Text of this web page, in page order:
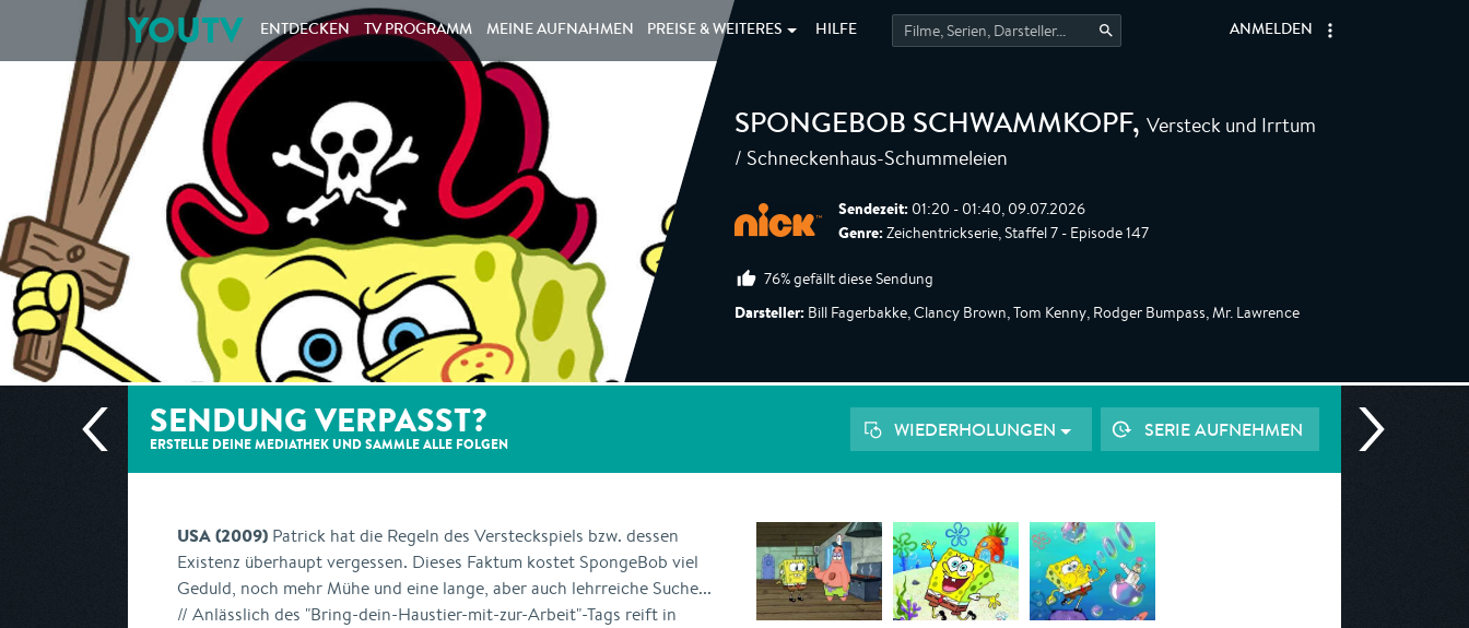
YOUTV ENTDECKEN TV PROGRAMM MEINE AUFNAHMEN PREISE & WEITERES HILFE ANMELDEN
SPONGEBOB SCHWAMMKOPF, Versteck und Irrtum
/ Schneckenhaus-Schummeleien
Sendezeit: 01:20 - 01:40, 09.07.2026
Genre: Zeichentrickserie, Staffel 7 - Episode 147
76% gefällt diese Sendung
Darsteller: Bill Fagerbakke, Clancy Brown, Tom Kenny, Rodger Bumpass, Mr. Lawrence
SENDUNG VERPASST?
ERSTELLE DEINE MEDIATHEK UND SAMMLE ALLE FOLGEN
SERIE AUFNEHMEN
WIEDERHOLUNGEN
USA (2009) Patrick hat die Regeln des Versteckspiels bzw. dessen
Existenz überhaupt vergessen. Dieses Faktum kostet SpongeBob viel
Geduld, noch mehr Mühe und eine lange, aber auch lehrreiche Suche...
// Anlässlich des "Bring-dein-Haustier-mit-zur-Arbeit"-Tags reift in